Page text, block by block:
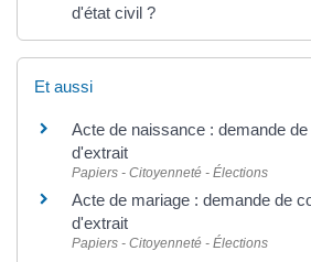
d'état civil ?
Et aussi
Acte de naissance : demande
d'extrait
Papiers - Citoyenneté - Élections
Acte de mariage : demande de
d'extrait
Papiers - Citoyenneté - Élections